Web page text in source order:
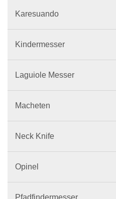
Karesuando
Kindermesser
Laguiole Messer
Macheten
Neck Knife
Opinel
Pfadfindermesser